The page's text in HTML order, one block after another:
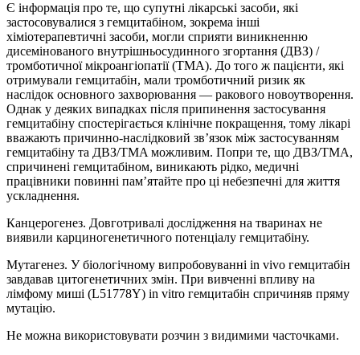
Є інформація про те, що супутні лікарські засоби, які
застосовувалися з гемцитабіном, зокрема інші
хіміотерапевтичні засоби, могли сприяти виникненню
дисемінованого внутрішньосудинного згортання (ДВЗ) /
тромботичної мікроангіопатії (ТМА). До того ж пацієнти, які
отримували гемцитабін, мали тромботичний ризик як
наслідок основного захворювання — ракового новоутворення.
Однак у деяких випадках після припинення застосування
гемцитабіну спостерігається клінічне покращення, тому лікарі
вважають причинно-наслідковий зв’язок між застосуванням
гемцитабіну та ДВЗ/TMA можливим. Попри те, що ДВЗ/TMA,
спричинені гемцитабіном, виникають рідко, медичні
працівники повинні пам’ятайте про ці небезпечні для життя
ускладнення.
Канцерогенез. Довготривалі дослідження на тваринах не
виявили карциногенетичного потенціалу гемцитабіну.
Мутагенез. У біологічному випробовуванні in vivo гемцитабін
завдавав цитогенетичних змін. При вивченні впливу на
лімфому миші (L51778Y) in vitro гемцитабін спричиняв пряму
мутацію.
Не можна використовувати розчин з видимими часточками.